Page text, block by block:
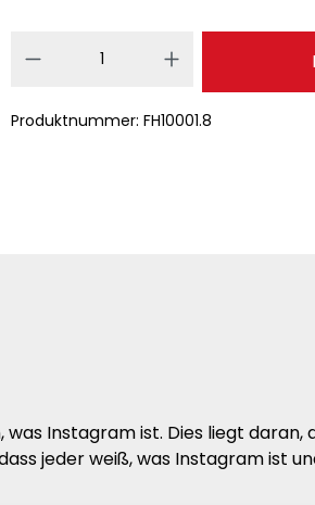
Produkt Anzahl: Gib
Produktnummer: FH10001.8
Instagram ist. Dies liegt daran,
jeder weiß, was Instagram ist